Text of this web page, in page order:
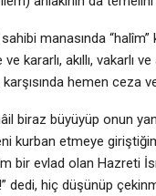
manasında
kararlı, akıllı, vakarlı
karşısında hemen ceza
biraz büyüyüp onun
kurban etmeye
bir evlad olan Hazreti
dedi, hiç düşünüp